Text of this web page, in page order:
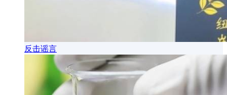
反击谣言